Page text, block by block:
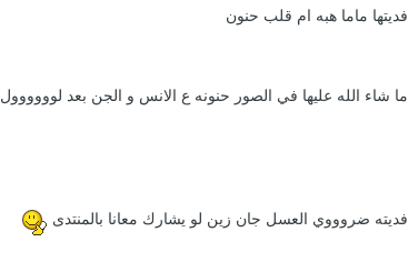
فديتها ماما هبه ام قلب حنون
ما شاء الله عليها في الصور حنونه ع الانس و الجن بعد لوووووول
فديته ضروووي العسل جان زين لو يشارك معانا بالمنتدى